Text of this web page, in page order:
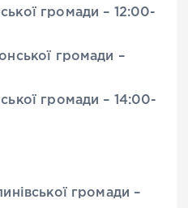
громади – 12:00-
громади –
громади – 14:00-
громади –